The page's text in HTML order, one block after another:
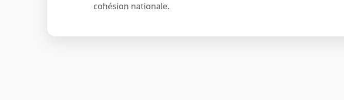
cohésion nationale.